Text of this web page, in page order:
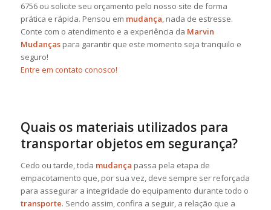
6756 ou solicite seu orçamento pelo nosso site de forma
prática e rápida. Pensou em mudança, nada de estresse.
Conte com o atendimento e a experiência da Marvin
Mudançaspara garantir que este momento seja tranquilo e
seguro!
Entre em contato conosco!
Quais os materiais utilizados para
transportar objetos em segurança?
Cedo ou tarde, toda mudança passa pela etapa de
empacotamento que, por sua vez, deve sempre ser reforçada
para assegurar a integridade do equipamento durante todo o
transporte. Sendo assim, confira a seguir, a relação que a